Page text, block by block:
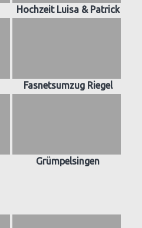
Hochzeit Luisa & Patrick
Fasnetsumzug Riegel
Grümpelsingen